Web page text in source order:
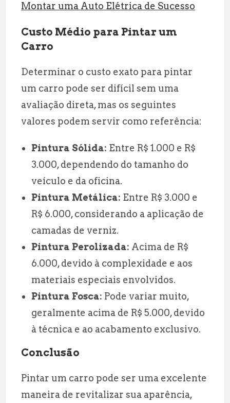
Montar uma Auto Elétrica de Sucesso
Custo Médio para Pintar um
Carro
Determinar o custo exato para pintar
um carro pode ser difícil sem uma
avaliação direta, mas os seguintes
valores podem servir como referência:
Pintura Sólida: Entre R$ 1.000 e R$
3.000, dependendo do tamanho do
veículo e da oficina.
Pintura Metálica: Entre R$ 3.000 e
R$ 6.000, considerando a aplicação de
camadas de verniz.
Pintura Perolizada: Acima de R$
6.000, devido à complexidade e aos
materiais especiais envolvidos.
Pintura Fosca: Pode variar muito,
geralmente acima de R$ 5.000, devido
à técnica e ao acabamento exclusivo.
Conclusão
Pintar um carro pode ser uma excelente
maneira de revitalizar sua aparência,